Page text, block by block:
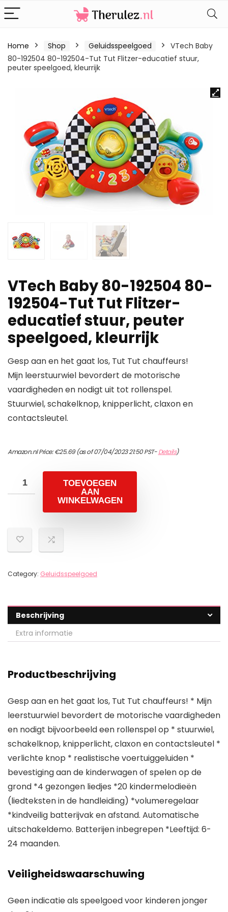
Home Shop Geluidsspeelgoed
VTech Baby
80-192504 80-192504-Tut Tut Flitzer-educatief stuur,
peuter speelgoed, kleurrijk
VTech Baby 80-192504 80-
192504-Tut Tut Flitzer-
educatief stuur, peuter
speelgoed, kleurrijk
Gesp aan en het gaat los, Tut Tut chauffeurs!
Mijn leerstuurwiel bevordert de motorische
vaardigheden en nodigt uit tot rollenspel.
Stuurwiel, schakelknop, knipperlicht, claxon en
contactsleutel.
Amazon.nl Price:€25.69(as of 07/04/2023 21:50 PST-Details)
TOEVOEGEN
AAN
WINKELWAGEN
Category: Geluidsspeelgoed
Beschrijving
Extra informatie
Productbeschrijving
Gesp aan en het gaat los, Tut Tut chauffeurs! * Mijn
leerstuurwiel bevordert de motorische vaardigheden
en nodigt bijvoorbeeld een rollenspel op * stuurwiel,
schakelknop, knipperlicht, claxon en contactsleutel *
verlichte knop * realistische voertuiggeluiden *
bevestiging aan de kinderwagen of spelen op de
grond *4 gezongen liedjes *20 kindermelodieën
(liedteksten in de handleiding) *volumeregelaar
*kindveilig batterijvak en afstand. Automatische
uitschakeldemo. Batterijen inbegrepen *Leeftijd: 6-
24 maanden.
Veiligheidswaarschuwing
Geen indicatie als speelgoed voor kinderen jonger